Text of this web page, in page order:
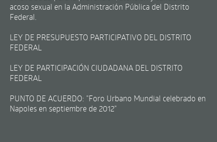
acoso sexual en la Administración Pública del Distrito
Federal.
LEY DE PRESUPUESTO PARTICIPATIVO DEL DISTRITO
FEDERAL
LEY DE PARTICIPACIÓN CIUDADANA DEL DISTRITO
FEDERAL
PUNTO DE ACUERDO: "Foro Urbano Mundial celebrado en
Napoles en septiembre de 2012"